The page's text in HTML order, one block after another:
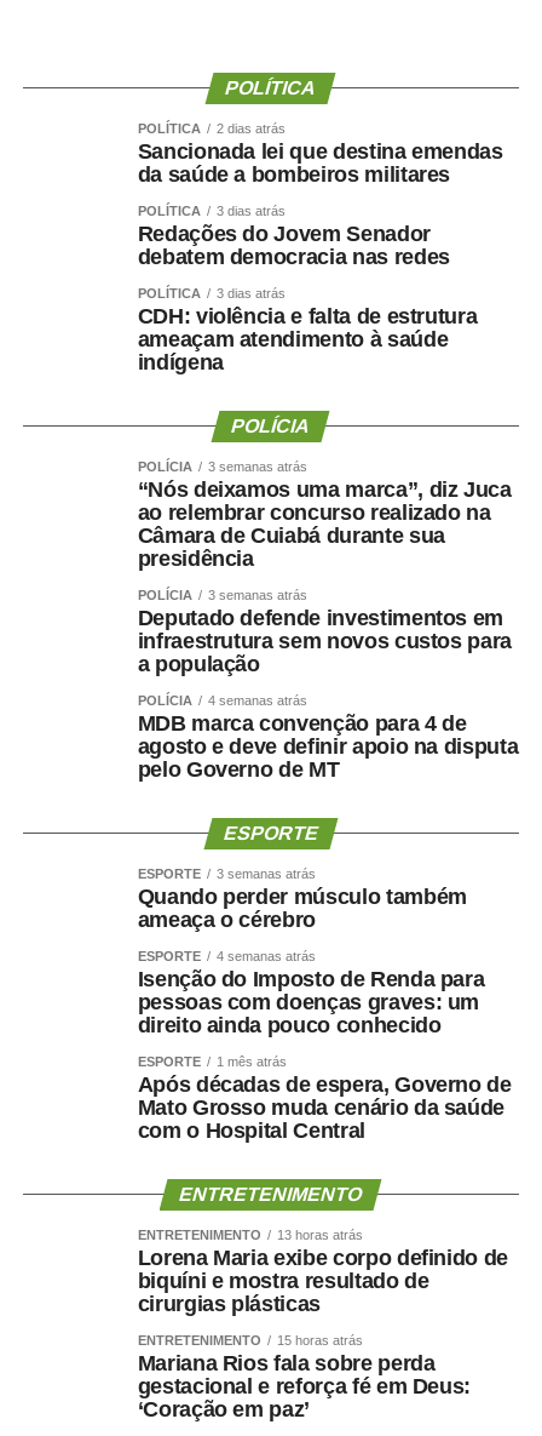
WhatsApp
Facebook
Twitter
Messenger
LinkedIn
Share
POLÍTICA
POLÍTICA 2 dias atrás
Sancionada lei que destina emendas
da saúde a bombeiros militares
POLÍTICA 3 dias atrás
Redações do Jovem Senador
debatem democracia nas redes
POLÍTICA 3 dias atrás
CDH: violência e falta de estrutura
ameaçam atendimento à saúde
indígena
POLÍCIA
POLÍCIA 3 semanas atrás
“Nós deixamos uma marca”, diz Juca
ao relembrar concurso realizado na
Câmara de Cuiabá durante sua
presidência
POLÍCIA 3 semanas atrás
Deputado defende investimentos em
infraestrutura sem novos custos para
a população
POLÍCIA 4 semanas atrás
MDB marca convenção para 4 de
agosto e deve definir apoio na disputa
pelo Governo de MT
ESPORTE
ESPORTE 3 semanas atrás
Quando perder músculo também
ameaça o cérebro
ESPORTE 4 semanas atrás
Isenção do Imposto de Renda para
pessoas com doenças graves: um
direito ainda pouco conhecido
ESPORTE 1 mês atrás
Após décadas de espera, Governo de
Mato Grosso muda cenário da saúde
com o Hospital Central
ENTRETENIMENTO
ENTRETENIMENTO 13 horas atrás
Lorena Maria exibe corpo definido de
biquíni e mostra resultado de
cirurgias plásticas
ENTRETENIMENTO 15 horas atrás
Mariana Rios fala sobre perda
gestacional e reforça fé em Deus:
‘Coração em paz’